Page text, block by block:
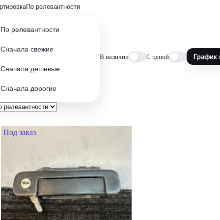
По релевантности
По релевантности
Сначала свежие
Сначала дешевые
Сначала дорогие
В наличии С ценой График
Под заказ